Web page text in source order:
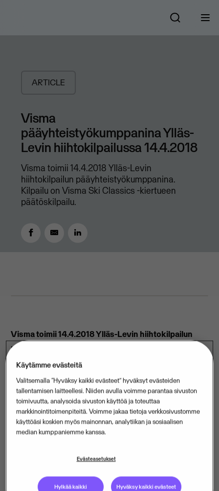
ARTICLE
Visma
pääyhteistyökumppanina Ylläs-
Levin hiihtokilpailussa 14.4.2018
Visma toimii 14.4.2018 Ylläs-Levin
hiihtokilpailun pääyhteistyökumppanina.
Kilpailu on Visma Ski Classics -kiertueen
päätöskilpailu.
Visma toimii 14.4.2018 Ylläs-Levin hiihtokilpailun
pääyhteistyökumppanina. Kilpailu on Visma Ski
Classics -kiertueen päätöskilpailu.
Visma Ski Classics on sekä ammattilaisille että
harrastajille suunnattu maastohiihdon pitkien matkojen
kilpailusarja. Kilpailusarja huipentuu toista kertaa Ylläs-
Levillä järjestettävään päätöskilpailuun 14. huhtikuuta
2018. Samalla ratkeaa Visma Nordic Trophyn voittajat.
yhteistyökumppanina ja Ylläs-Levin päätöskilpailun
pääyhteistyökumppanina.
Käytämme evästeitä
Valitsemalla “Hyväksy kaikki evästeet” hyväksyt evästeiden
tallentamisen laitteellesi. Niiden avulla voimme parantaa sivuston
toimivuutta, analysoida sivuston käyttöä ja toteuttaa
markkinointitoimenpiteitä. Voimme jakaa tietoja verkkosivustomme
käyttöäsi koskien myös mainonnan, analytiikan ja sosiaalisen
median kumppaniemme kanssa.
Evästeasetukset
Hylkää kaikki Hyväksy kaikki evästeet